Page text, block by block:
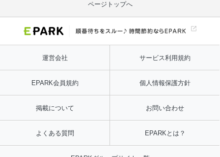
ページトップへ
運営会社 サービス利用規約
EPARK会員規約 個人情報保護方針
掲載について お問い合わせ
よくある質問 EPARKとは？